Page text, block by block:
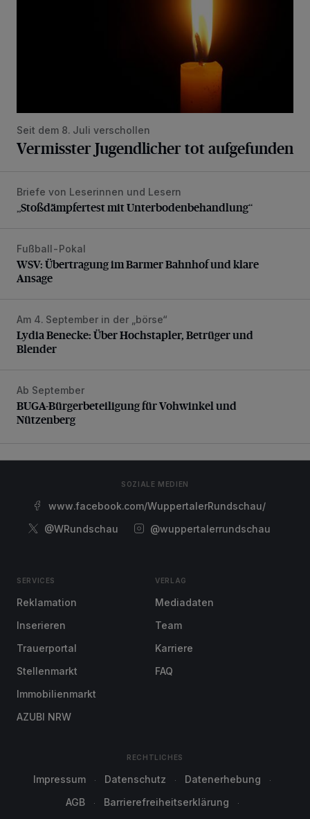
Seit dem 8. Juli verschollen
Vermisster Jugendlicher tot aufgefunden
„Stoßdämpfertest mit Unterbodenbehandlung“
Briefe von Leserinnen und Lesern
„Stoßdämpfertest mit Unterbodenbehandlung“
WSV: Übertragung im Barmer Bahnhof und klare Ansage
Fußball-Pokal
WSV: Übertragung im Barmer Bahnhof und klare
Ansage
Lydia Benecke: Über Hochstapler, Betrüger und Blender
Am 4. September in der „börse“
Lydia Benecke: Über Hochstapler, Betrüger und
Blender
BUGA-Bürgerbeteiligung für Vohwinkel und Nützenberg
Ab September
BUGA-Bürgerbeteiligung für Vohwinkel und
Nützenberg
SOZIALE MEDIEN
www.facebook.com/WuppertalerRundschau/
@WRundschau
@wuppertalerrundschau
SERVICES
Reklamation
Inserieren
Trauerportal
Stellenmarkt
Immobilienmarkt
AZUBI NRW
VERLAG
Mediadaten
Team
Karriere
FAQ
RECHTLICHES
Impressum Datenschutz
Datenerhebung
AGB
Barrierefreiheitserklärung